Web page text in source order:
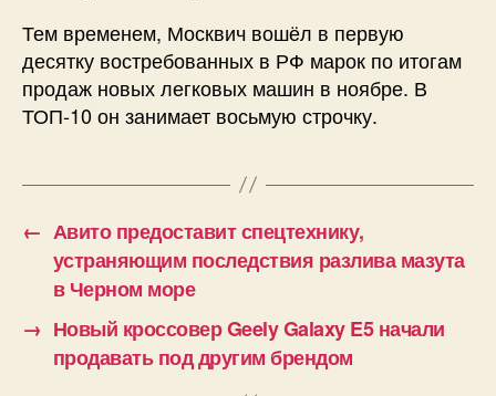
Тем временем, Москвич вошёл в первую
десятку востребованных в РФ марок по итогам
продаж новых легковых машин в ноябре. В
ТОП-10 он занимает восьмую строчку.
← Авито предоставит спецтехнику,
устраняющим последствия разлива мазута
в Черном море
→ Новый кроссовер Geely Galaxy E5 начали
продавать под другим брендом